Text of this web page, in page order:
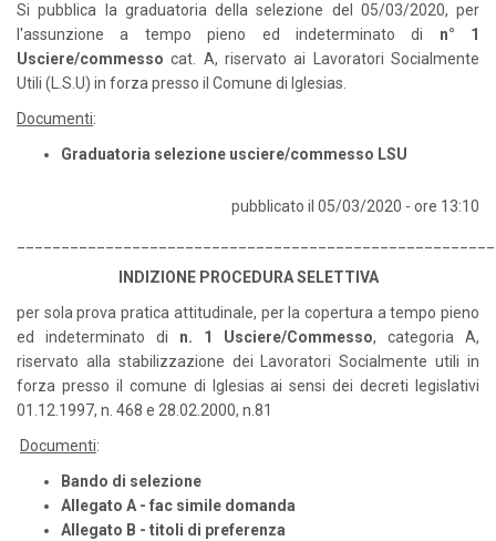
Si pubblica la graduatoria della selezione del 05/03/2020, per
l'assunzione a tempo pieno ed indeterminato di n° 1
Usciere/commesso cat. A, riservato ai Lavoratori Socialmente
Utili (L.S.U) in forza presso il Comune di Iglesias.
Documenti:
Graduatoria selezione usciere/commesso LSU
pubblicato il 05/03/2020 - ore 13:10
INDIZIONE PROCEDURA SELETTIVA
per sola prova pratica attitudinale, per la copertura a tempo pieno
ed indeterminato di n. 1 Usciere/Commesso, categoria A,
riservato alla stabilizzazione dei Lavoratori Socialmente utili in
forza presso il comune di Iglesias ai sensi dei decreti legislativi
01.12.1997, n. 468 e 28.02.2000, n.81
Documenti:
Bando di selezione
Allegato A - fac simile domanda
Allegato B - titoli di preferenza